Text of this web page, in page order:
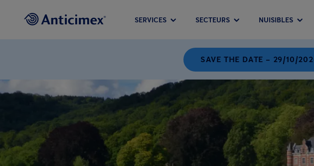
SERVICES SECTEURS NUISIBLES
SAVE THE DATE – 29/10/